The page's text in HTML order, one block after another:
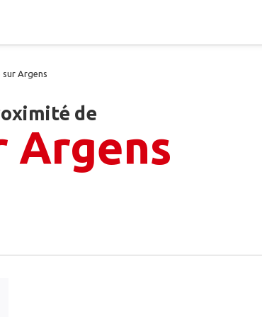
sur Argens
de
Argens